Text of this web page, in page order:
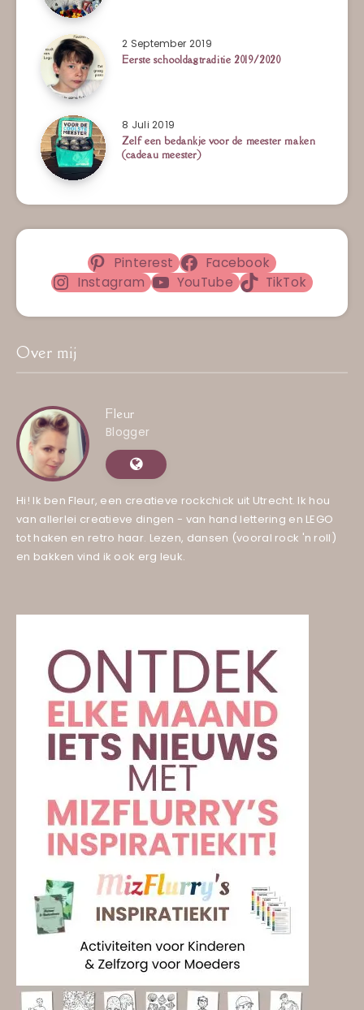
2 September 2019
Eerste schooldagtraditie 2019/2020
8 Juli 2019
Zelf een bedankje voor de meester maken
(cadeau meester)
Pinterest
Facebook
Instagram
YouTube TikTok
Over mij
Fleur
Blogger
Hi! Ik ben Fleur, een creatieve rockchick uit Utrecht. Ik hou
van allerlei creatieve dingen - van hand lettering en LEGO
tot haken en retro haar. Lezen, dansen (vooral rock 'n roll)
en bakken vind ik ook erg leuk.